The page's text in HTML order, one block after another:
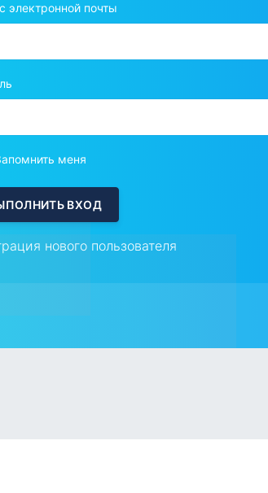
электронной почты
меня
нового пользователя